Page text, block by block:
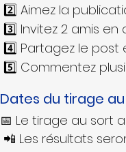
2️⃣ Aimez la
3️⃣ Invitez 2 amis
4️⃣ Partagez le
5️⃣ Commentez
Dates du tirage
📅 Le tirage au sort
📲 Les résultats